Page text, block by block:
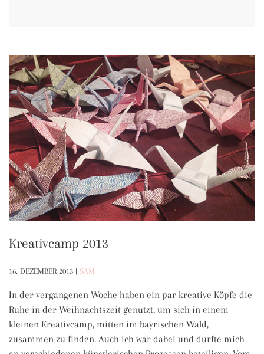
Kreativcamp 2013
16. DEZEMBER 2013 | SAM
In der vergangenen Woche haben ein par kreative Köpfe die
Ruhe in der Weihnachtszeit genutzt, um sich in einem
kleinen Kreativcamp, mitten im bayrischen Wald,
zusammen zu finden. Auch ich war dabei und durfte mich